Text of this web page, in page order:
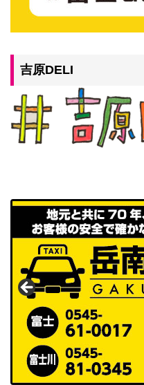
吉原DELI